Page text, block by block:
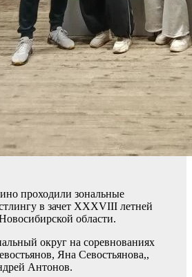
проходили зональные
в зачет XXXVIII летней
области.
округ на соревнованиях
Яна Севостьянова,,
Антонов.